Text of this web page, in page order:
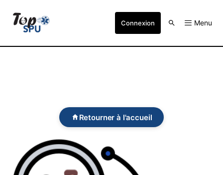
Connexion Menu
Retourner à l'accueil